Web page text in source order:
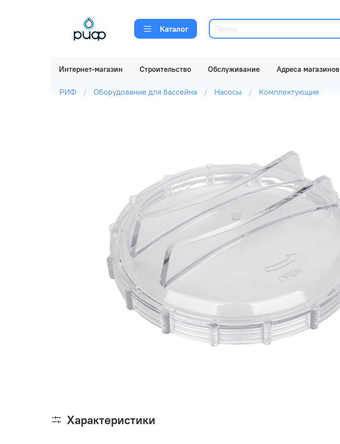
Каталог
Интернет-магазин Строительство Обслуживание Адреса магазинов
РИФ Оборудование для бассейна Насосы Комплектующие
Характеристики